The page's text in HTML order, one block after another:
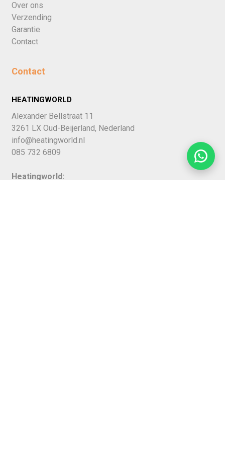
Over ons
Verzending
Garantie
Contact
Contact
HEATINGWORLD
Alexander Bellstraat 11
3261 LX Oud-Beijerland, Nederland
info@heatingworld.nl
085 732 6809
Heatingworld: